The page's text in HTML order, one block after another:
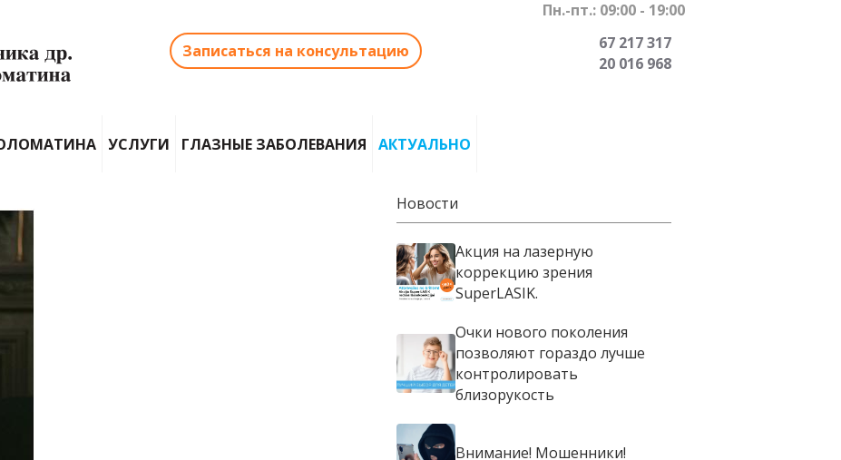
Пн.-пт.: 09:00 - 19:00
Записаться на консультацию
67 217 317
20 016 968
УСЛУГИ ГЛАЗНЫЕ ЗАБОЛЕВАНИЯ АКТУАЛЬНО
Новости
Акция на лазерную
коррекцию зрения
SuperLASIK.
Очки нового поколения
позволяют гораздо лучше
контролировать
близорукость
Внимание! Мошенники!